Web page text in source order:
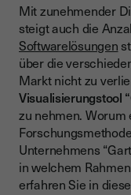
Wie funktioniert
Niche Players
Challengers
Visionaries
Leaders
Anwendung:
wichtig
Mit zunehmender
steigt auch die
Softwarelösungen
über die
Markt nicht zu
Visualisierungstool
zu nehmen.
Unternehmens
in welchem
erfahren Sie in